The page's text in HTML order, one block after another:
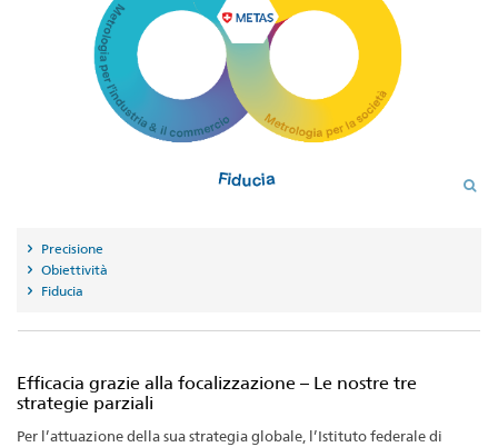
Precisione
Obiettività
Fiducia
Efficacia grazie alla focalizzazione – Le nostre tre
strategie parziali
Per l’attuazione della sua strategia globale, l’Istituto federale di